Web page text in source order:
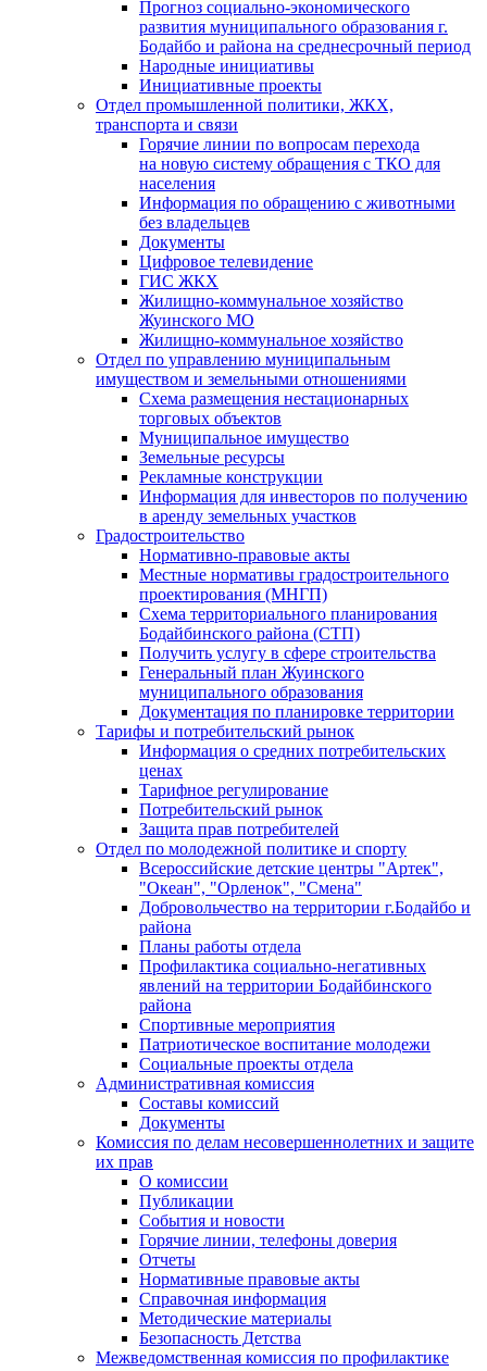
Прогноз социально-экономического
развития муниципального образования г.
Бодайбо и района на среднесрочный период
Народные инициативы
Инициативные проекты
Отдел промышленной политики, ЖКХ,
транспорта и связи
Горячие линии по вопросам перехода
на новую систему обращения с ТКО для
населения
Информация по обращению с животными
без владельцев
Документы
Цифровое телевидение
ГИС ЖКХ
Жилищно-коммунальное хозяйство
Жуинского МО
Жилищно-коммунальное хозяйство
Отдел по управлению муниципальным
имуществом и земельными отношениями
Схема размещения нестационарных
торговых объектов
Муниципальное имущество
Земельные ресурсы
Рекламные конструкции
Информация для инвесторов по получению
в аренду земельных участков
Градостроительство
Нормативно-правовые акты
Местные нормативы градостроительного
проектирования (МНГП)
Схема территориального планирования
Бодайбинского района (СТП)
Получить услугу в сфере строительства
Генеральный план Жуинского
муниципального образования
Документация по планировке территории
Тарифы и потребительский рынок
Информация о средних потребительских
ценах
Тарифное регулирование
Потребительский рынок
Защита прав потребителей
Отдел по молодежной политике и спорту
Всероссийские детские центры "Артек",
"Океан", "Орленок", "Смена"
Добровольчество на территории г.Бодайбо и
района
Планы работы отдела
Профилактика социально-негативных
явлений на территории Бодайбинского
района
Спортивные мероприятия
Патриотическое воспитание молодежи
Социальные проекты отдела
Административная комиссия
Составы комиссий
Документы
Комиссия по делам несовершеннолетних и защите
их прав
О комиссии
Публикации
События и новости
Горячие линии, телефоны доверия
Отчеты
Нормативные правовые акты
Справочная информация
Методические материалы
Безопасность Детства
Межведомственная комиссия по профилактике